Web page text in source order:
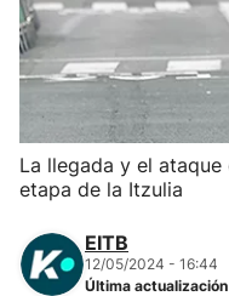
Herri-kirolak
Balonmano
Kirolak 360
Atletismo
La llegada y el
etapa de la Itzulia
EITB
12/05/2024 - 16:44
Última actualización